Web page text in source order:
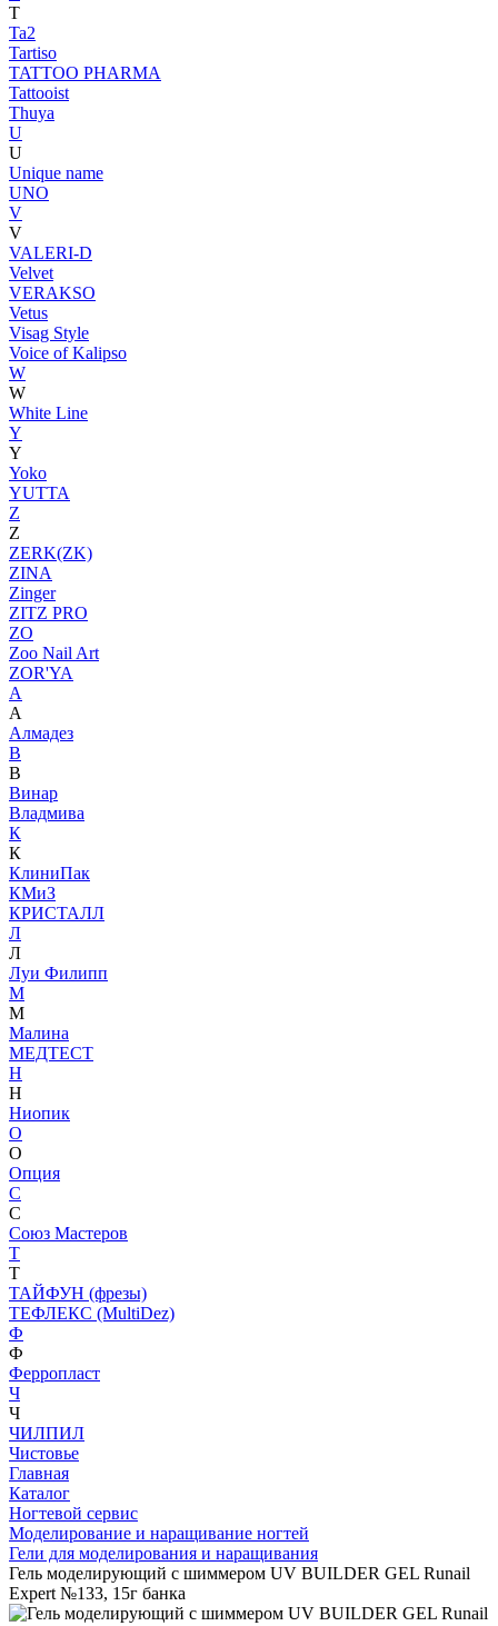
T
Ta2
Tartiso
TATTOO PHARMA
Tattooist
Thuya
U
U
Unique name
UNO
V
V
VALERI-D
Velvet
VERAKSO
Vetus
Visag Style
Voice of Kalipso
W
W
White Line
Y
Y
Yoko
YUTTA
Z
Z
ZERK(ZK)
ZINA
Zinger
ZITZ PRO
ZO
Zoo Nail Art
ZOR'YA
А
А
Алмадез
В
В
Винар
Владмива
К
К
КлиниПак
КМиЗ
КРИСТАЛЛ
Л
Л
Луи Филипп
М
М
Малина
МЕДТЕСТ
Н
Н
Ниопик
О
О
Опция
С
С
Союз Мастеров
Т
Т
ТАЙФУН (фрезы)
ТЕФЛЕКС (MultiDez)
Ф
Ф
Ферропласт
Ч
Ч
ЧИЛПИЛ
Чистовье
Главная
Каталог
Ногтевой сервис
Моделирование и наращивание ногтей
Гели для моделирования и наращивания
Гель моделирующий с шиммером UV BUILDER GEL Runail
Expert №133, 15г банка